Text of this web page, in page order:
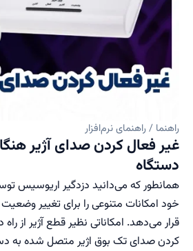
راهنما / راهنمای نرم‌افزار
غیر فعال کردن صدای آژیر
دستگاه
همانطور که می‌دانید دزدگیر اریوسیس
خود امکانات متنوعی را برای تغییر وضعیت
قرار می‌دهد. امکاناتی نظیر قطع آژیر از
کردن صدای تک بوق اژیر متصل شده به